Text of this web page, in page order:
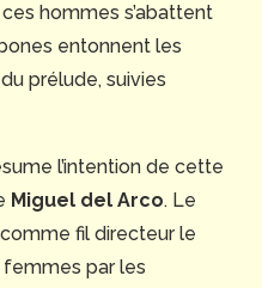
hommes s’abattent
entonnent les
prélude, suivies
l’intention de cette
Miguel del Arco. Le
fil directeur le
par les